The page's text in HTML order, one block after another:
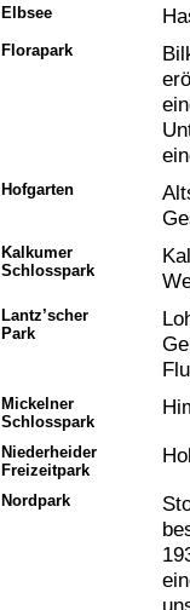
Elbsee
Florapark
Hofgarten
Kalkumer
Schlosspark
Lantz’scher
Park
Mickelner
Schlosspark
Niederheider
Freizeitpark
Nordpark